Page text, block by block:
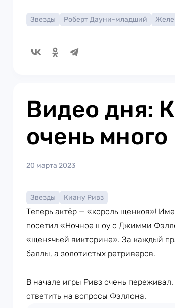
Звезды Роберт Дауни-младший
Видео дня:
очень
20 марта 2023
Звезды Киану Ривз
Теперь актёр — «король щенков»!
посетил «Ночное шоу с Джимми
«щенячьей викторине». За каждый
баллы, а золотистых ретриверов.
В начале игры Ривз очень
ответить на вопросы Фэллона.